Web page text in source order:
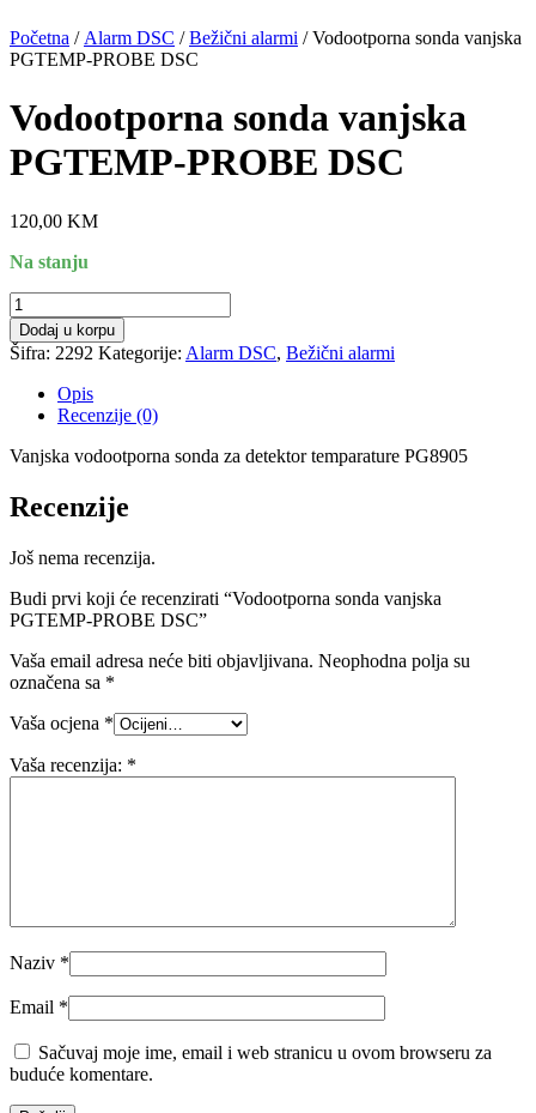
Početna / Alarm DSC /Bežični alarmi / Vodootporna sonda vanjska
PGTEMP-PROBE DSC
Vodootporna sonda vanjska
PGTEMP-PROBE DSC
120,00 KM
Na stanju
Vodootporna
sonda
vanjska
PGTEMP-
PROBE
DSC
količina
Dodaj u korpu
Šifra: 2292 Kategorije: Alarm DSC, Bežični alarmi
Opis
Recenzije (0)
Vanjska vodootporna sonda za detektor temparature PG8905
Recenzije
Još nema recenzija.
Budi prvi koji će recenzirati “Vodootporna sonda vanjska
PGTEMP-PROBE DSC”
Vaša email adresa neće biti objavljivana. Neophodna polja su
označena sa *
Vaša ocjena *
Vaša recenzija: *
Naziv *
Email *
Sačuvaj moje ime, email i web stranicu u ovom browseru za
buduće komentare.